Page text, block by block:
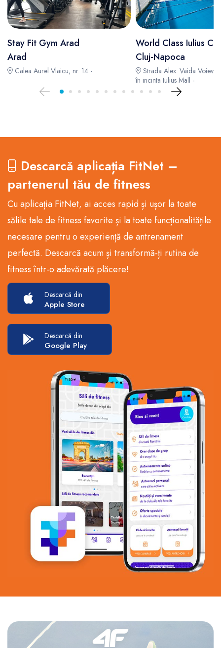
Stay Fit Gym Arad
Arad
Calea Aurel Vlaicu, nr. 14 -
World Class Iulius
Cluj-Napoca
Strada Alex. Vaida
în incinta Iulius Mall -
Descarcă aplicația FitNet –
partenerul tău de fitness
Cu aplicația FitNet, ai acces rapid și ușor la toate
sălile tale de fitness favorite și la toate funcționalitățile
necesare pentru o experiență de antrenament
perfectă. Descarcă acum și transformă-ți rutina de
fitness într-o adevărată plăcere!
Descarcă din
Apple Store
Descarcă din
Google Play